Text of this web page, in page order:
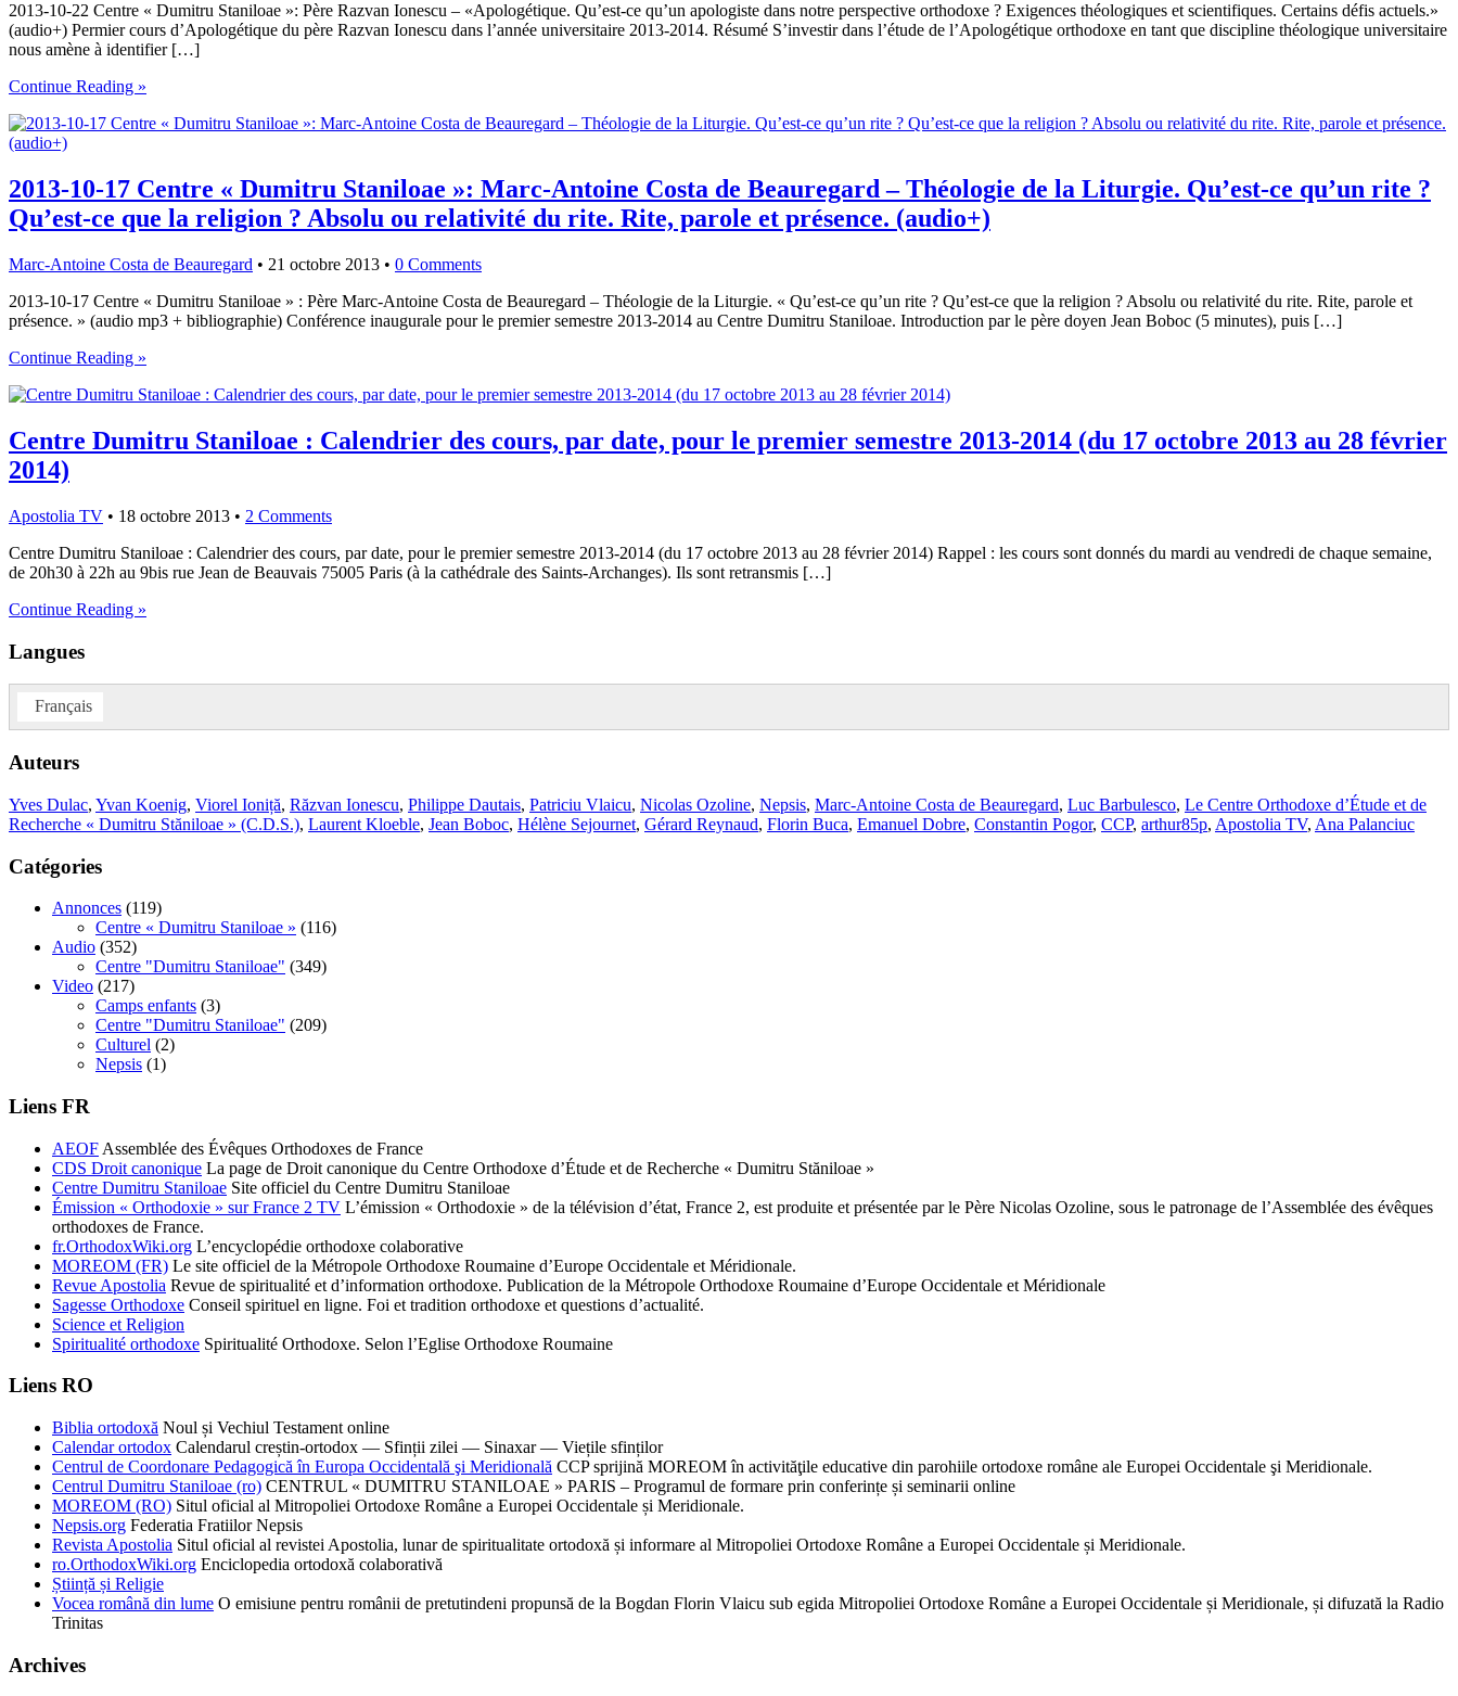
2013-10-22 Centre « Dumitru Staniloae »: Père Razvan Ionescu – «Apologétique. Qu’est-ce qu’un apologiste dans notre perspective orthodoxe ? Exigences théologiques et scientifiques. Certains défis actuels.»
(audio+) Permier cours d’Apologétique du père Razvan Ionescu dans l’année universitaire 2013-2014. Résumé S’investir dans l’étude de l’Apologétique orthodoxe en tant que discipline théologique universitaire
nous amène à identifier […]
Continue Reading »
2013-10-17 Centre « Dumitru Staniloae »: Marc-Antoine Costa de Beauregard – Théologie de la Liturgie. Qu’est-ce qu’un rite ?
Qu’est-ce que la religion ? Absolu ou relativité du rite. Rite, parole et présence. (audio+)
Marc-Antoine Costa de Beauregard • 21 octobre 2013 • 0 Comments
2013-10-17 Centre « Dumitru Staniloae » : Père Marc-Antoine Costa de Beauregard – Théologie de la Liturgie. « Qu’est-ce qu’un rite ? Qu’est-ce que la religion ? Absolu ou relativité du rite. Rite, parole et
présence. » (audio mp3 + bibliographie) Conférence inaugurale pour le premier semestre 2013-2014 au Centre Dumitru Staniloae. Introduction par le père doyen Jean Boboc (5 minutes), puis […]
Continue Reading »
Centre Dumitru Staniloae : Calendrier des cours, par date, pour le premier semestre 2013-2014 (du 17 octobre 2013 au 28 février
2014)
Apostolia TV • 18 octobre 2013 • 2 Comments
Centre Dumitru Staniloae : Calendrier des cours, par date, pour le premier semestre 2013-2014 (du 17 octobre 2013 au 28 février 2014) Rappel : les cours sont donnés du mardi au vendredi de chaque semaine,
de 20h30 à 22h au 9bis rue Jean de Beauvais 75005 Paris (à la cathédrale des Saints-Archanges). Ils sont retransmis […]
Continue Reading »
Langues
Français
Auteurs
Yves Dulac, Yvan Koenig, Viorel Ioniță, Răzvan Ionescu, Philippe Dautais, Patriciu Vlaicu, Nicolas Ozoline, Nepsis, Marc-Antoine Costa de Beauregard, Luc Barbulesco, Le Centre Orthodoxe d’Étude et de
Recherche « Dumitru Stăniloae » (C.D.S.), Laurent Kloeble, Jean Boboc, Hélène Sejournet, Gérard Reynaud, Florin Buca, Emanuel Dobre, Constantin Pogor, CCP, arthur85p, Apostolia TV, Ana Palanciuc
Catégories
Annonces (119)
Centre « Dumitru Staniloae » (116)
Audio (352)
Centre "Dumitru Staniloae" (349)
Video (217)
Camps enfants (3)
Centre "Dumitru Staniloae" (209)
Culturel (2)
Nepsis (1)
Liens FR
AEOF Assemblée des Évêques Orthodoxes de France
CDS Droit canonique La page de Droit canonique du Centre Orthodoxe d’Étude et de Recherche « Dumitru Stăniloae »
Centre Dumitru Staniloae Site officiel du Centre Dumitru Staniloae
Émission « Orthodoxie » sur France 2 TV L’émission « Orthodoxie » de la télévision d’état, France 2, est produite et présentée par le Père Nicolas Ozoline, sous le patronage de l’Assemblée des évêques
orthodoxes de France.
fr.OrthodoxWiki.org L’encyclopédie orthodoxe colaborative
MOREOM (FR) Le site officiel de la Métropole Orthodoxe Roumaine d’Europe Occidentale et Méridionale.
Revue Apostolia Revue de spiritualité et d’information orthodoxe. Publication de la Métropole Orthodoxe Roumaine d’Europe Occidentale et Méridionale
Sagesse Orthodoxe Conseil spirituel en ligne. Foi et tradition orthodoxe et questions d’actualité.
Science et Religion
Spiritualité orthodoxe Spiritualité Orthodoxe. Selon l’Eglise Orthodoxe Roumaine
Liens RO
Biblia ortodoxă Noul și Vechiul Testament online
Calendar ortodox Calendarul creștin-ortodox — Sfinții zilei — Sinaxar — Viețile sfinților
Centrul de Coordonare Pedagogică în Europa Occidentală şi Meridională CCP sprijină MOREOM în activităţile educative din parohiile ortodoxe române ale Europei Occidentale şi Meridionale.
Centrul Dumitru Staniloae (ro) CENTRUL « DUMITRU STANILOAE » PARIS – Programul de formare prin conferințe și seminarii online
MOREOM (RO) Situl oficial al Mitropoliei Ortodoxe Române a Europei Occidentale și Meridionale.
Nepsis.org Federatia Fratiilor Nepsis
Revista Apostolia Situl oficial al revistei Apostolia, lunar de spiritualitate ortodoxă și informare al Mitropoliei Ortodoxe Române a Europei Occidentale și Meridionale.
ro.OrthodoxWiki.org Enciclopedia ortodoxă colaborativă
Știință și Religie
Vocea română din lume O emisiune pentru românii de pretutindeni propunsă de la Bogdan Florin Vlaicu sub egida Mitropoliei Ortodoxe Române a Europei Occidentale și Meridionale, și difuzată la Radio
Trinitas
Archives